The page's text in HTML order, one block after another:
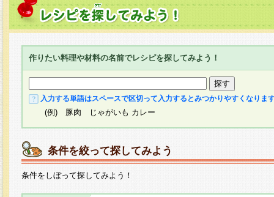
作りたい料理や材料の名前でレシピを探してみよう！
入力する単語はスペースで区切って入力するとみつかりやすくなりま
(例) 豚肉 じゃがいも カレー
条件を絞って探してみよう
条件をしぼって探してみよう！